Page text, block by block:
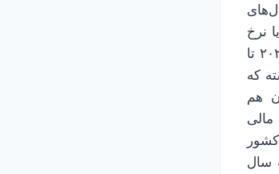
نرخ
ارز جهش‌های قابل‌توجهی را تجربه کرده است. سال‌های ۲۰۱۰ و ۲۰۱۱، سال ۲۰۱۷ تا ۲۰۱۹، سال ۲۰۲۲ تا
که
هم
مالی
می‌توان برآورد کرد که دولت طی ۷ ماهه سال